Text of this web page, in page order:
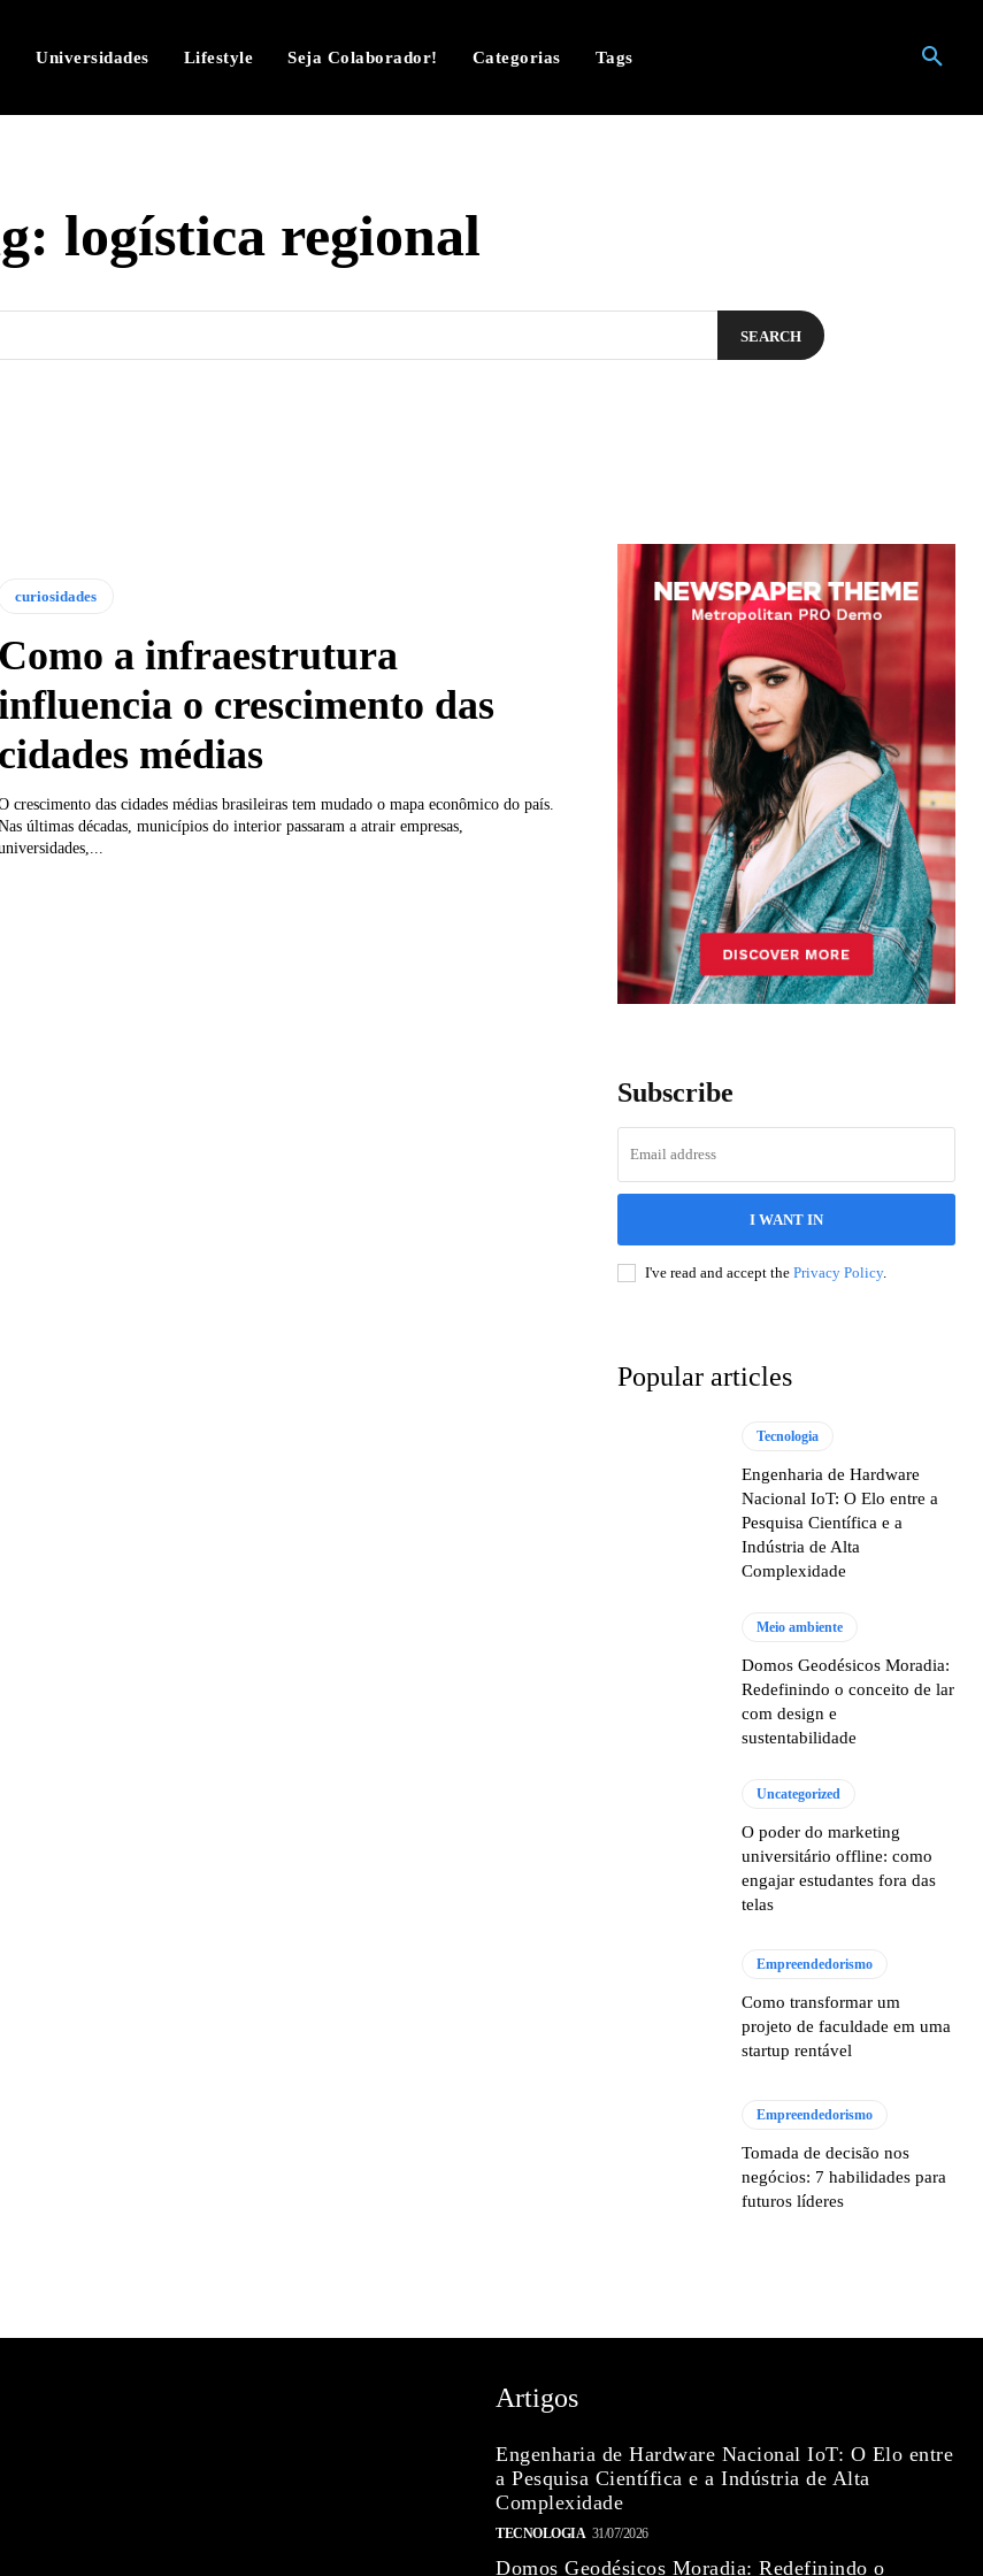
Universidades Lifestyle Seja Colaborador! Categorias Tags
logística regional
SEARCH
curiosidades
Como a infraestrutura
o crescimento das
cidades médias
crescimento das cidades médias brasileiras tem mudado o mapa econômico do país.
últimas décadas, municípios do interior passaram a atrair empresas,
Subscribe
I WANT IN
I've read and accept the Privacy Policy.
Popular articles
Tecnologia
Engenharia de Hardware
Nacional IoT: O Elo entre a
Pesquisa Científica e a
Indústria de Alta
Complexidade
Meio ambiente
Domos Geodésicos Moradia:
Redefinindo o conceito de lar
com design e
sustentabilidade
Uncategorized
O poder do marketing
universitário offline: como
engajar estudantes fora das
telas
Empreendedorismo
Como transformar um
projeto de faculdade em uma
startup rentável
Empreendedorismo
Tomada de decisão nos
negócios: 7 habilidades para
futuros líderes
Artigos
Engenharia de Hardware Nacional IoT: O Elo entre
a Pesquisa Científica e a Indústria de Alta
Complexidade
TECNOLOGIA 31/07/2026
Domos Geodésicos Moradia: Redefinindo o